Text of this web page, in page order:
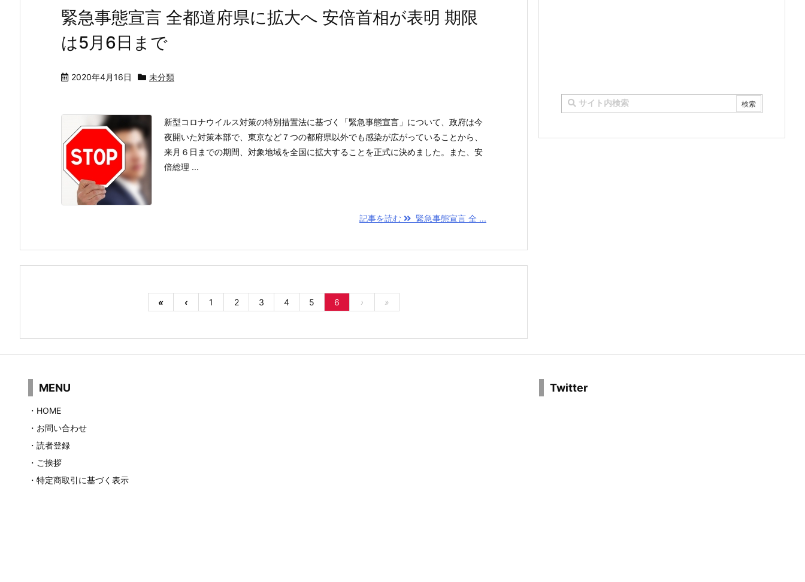
緊急事態宣言 全都道府県に拡大へ 安倍首相が表明 期限
は5月6日まで
2020年4月16日 未分類
新型コロナウイルス対策の特別措置法に基づく「緊急事態宣言」について、政府は今
夜開いた対策本部で、東京など７つの都府県以外でも感染が広がっていることから、
来月６日までの期間、対象地域を全国に拡大することを正式に決めました。また、安
倍総理 ...
記事を読む 緊急事態宣言 全 ...
« ‹ 1 2 3 4 5 6 › »
MENU
・ HOME
・ お問い合わせ
・ 読者登録
・ ご挨拶
・ 特定商取引に基づく表示
Twitter